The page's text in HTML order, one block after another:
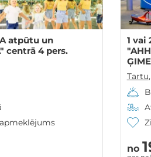
atpūtu un
centrā 4 pers.
1 vai
Tartu,
no